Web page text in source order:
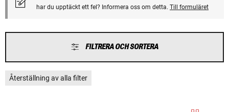
har du upptäckt ett fel? Informera oss om detta. Till formuläret
FILTRERA OCH SORTERA
Återställning av alla filter